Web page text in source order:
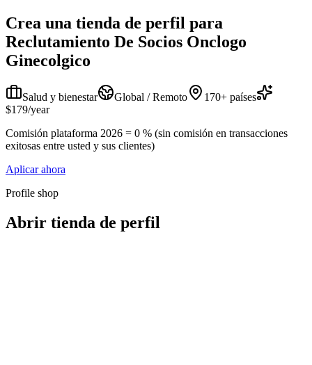
Crea una tienda de perfil para
Reclutamiento De Socios Onclogo
Ginecolgico
Salud y bienestar Global / Remoto
170+ países
$179/year
Comisión plataforma 2026 = 0 % (sin comisión en transacciones
exitosas entre usted y sus clientes)
Aplicar ahora
Profile shop
Abrir tienda de perfil